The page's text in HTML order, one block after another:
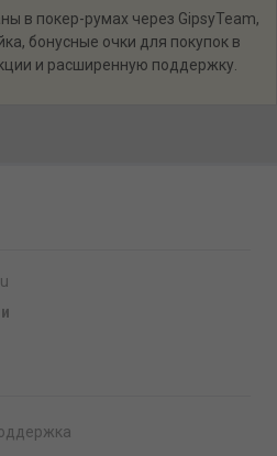
в покер-румах через GipsyTeam,
бонусные очки для покупок в
и расширенную поддержку.